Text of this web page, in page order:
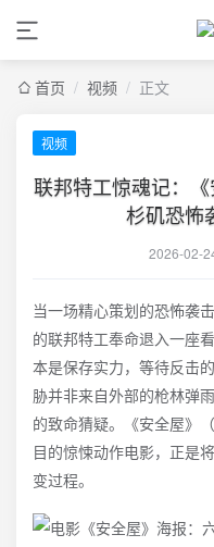
首页 / 视频 / 正文
视频
联邦特工惊魂记：
杉矶恐怖
2026-02-
当一场精心策划的恐怖袭
的联邦特工奉命退入一座
本是保存实力，等待反击
胁并非来自外部的枪林弹
的致命猜疑。《安全屋》
目的惊悚动作电影，正是
变过程。